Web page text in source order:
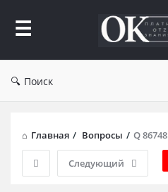
Отзывы
Поиск
Главная / Вопросы / Q 86748
Следующий